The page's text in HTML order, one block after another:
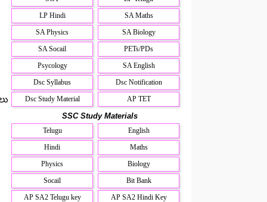
LP Hindi
SA Maths
SA Physics
SA Biology
SA Socail
PETs/PDs
Psycology
SA English
Dsc Syllabus
Dsc Notification
Dsc Study Material
AP TET
SSC Study Materials
Telugu
English
Hindi
Maths
Physics
Biology
Socail
Bit Bank
AP SA2 Telugu key
AP SA2 Hindi Key